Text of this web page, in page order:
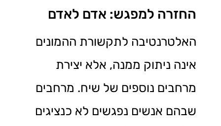
החזרה למפגש: אדם לאדם
האלטרנטיבה לתקשורת ההמונים
אינה ניתוק ממנה, אלא יצירת
מרחבים נוספים של שיח. מרחבים
שבהם אנשים נפגשים לא כנציגים